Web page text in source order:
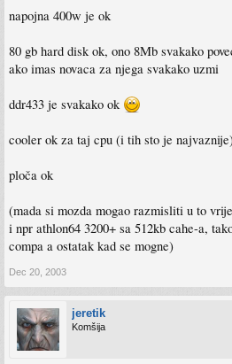
napojna 400w je ok
80 gb hard disk ok, ono 8Mb svakako
ako imas novaca za njega svakako uzmi
ddr433 je svakako ok
cooler ok za taj cpu (i tih sto je
ploča ok
(mada si mozda mogao razmisliti u to
i npr athlon64 3200+ sa 512kb cahe-a,
compa a ostatak kad se mogne)
Dec 20, 2003
jeretik
Komšija